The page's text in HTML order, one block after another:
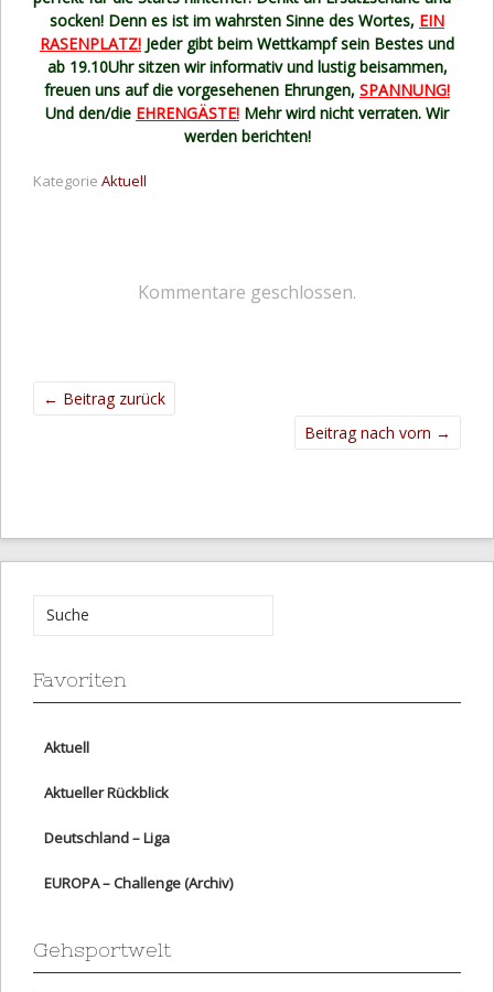
socken! Denn es ist im wahrsten Sinne des Wortes, EIN
RASENPLATZ! Jeder gibt beim Wettkampf sein Bestes und
ab 19.10Uhr sitzen wir informativ und lustig beisammen,
freuen uns auf die vorgesehenen Ehrungen, SPANNUNG!
Und den/die EHRENGÄSTE! Mehr wird nicht verraten. Wir
werden berichten!
Kategorie Aktuell
Kommentare geschlossen.
← Beitrag zurück
Beitrag nach vorn →
Favoriten
Aktuell
Aktueller Rückblick
Deutschland – Liga
EUROPA – Challenge (Archiv)
Gehsportwelt